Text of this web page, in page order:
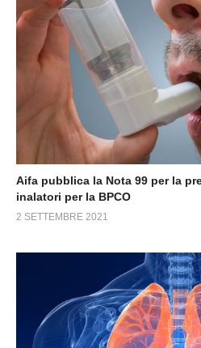
Aifa pubblica la Nota 99 per la
inalatori per la BPCO
2 SETTEMBRE 2021